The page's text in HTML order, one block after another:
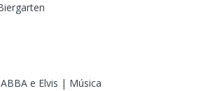
e Elvis | Música